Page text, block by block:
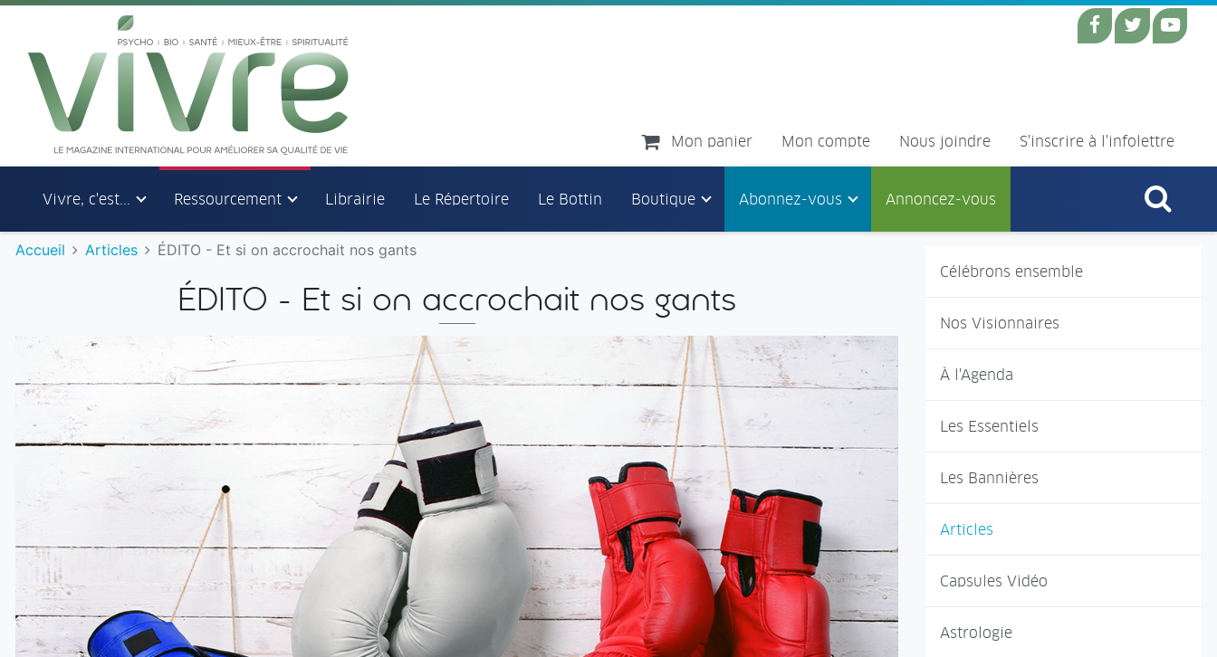
Aller au menu principal
Aller au contenu principal
Mon panier Mon compte Nous joindre S'inscrire à l'infolettre
Vivre, c'est... Ressourcement Librairie Le Répertoire Le Bottin Boutique Abonnez-vous Annoncez-vous
Célébrons ensemble
Nos Visionnaires
À l'Agenda
Les Essentiels
Les Bannières
Articles
Capsules Vidéo
Astrologie
Accueil Articles ÉDITO - Et si on accrochait nos gants
ÉDITO - Et si on accrochait nos gants